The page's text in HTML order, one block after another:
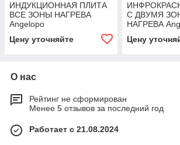
ИНДУКЦИОННАЯ ПЛИТА
ВСЕ ЗОНЫ НАГРЕВА
Angelopo
Цену уточняйте
С ДВУМЯ
НАГРЕВА
Цену
О нас
Рейтинг не сформирован
Менее 5 отзывов за последний год
Работает с 21.08.2024